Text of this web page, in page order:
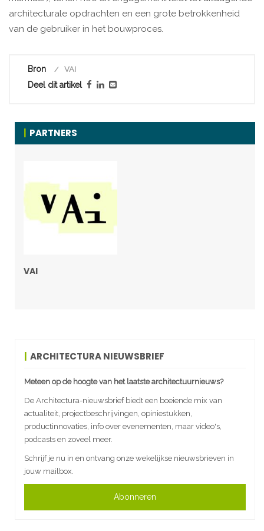
architecturale opdrachten en een grote betrokkenheid
van de gebruiker in het bouwproces.
Bron VAI
Deel dit artikel
PARTNERS
VAI
ARCHITECTURA NIEUWSBRIEF
Meteen op de hoogte van het laatste architectuurnieuws?
De Architectura-nieuwsbrief biedt een boeiende mix van
actualiteit, projectbeschrijvingen, opiniestukken,
productinnovaties, info over evenementen, maar video's,
podcasts en zoveel meer.
Schrijf je nu in en ontvang onze wekelijkse nieuwsbrieven in
jouw mailbox.
Abonneren